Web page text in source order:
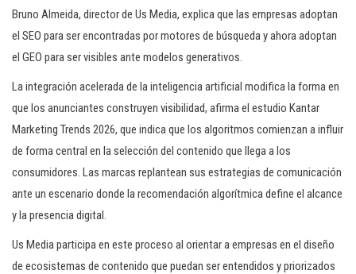
Bruno Almeida, director de Us Media, explica que las empresas adoptan
el SEO para ser encontradas por motores de búsqueda y ahora adoptan
el GEO para ser visibles ante modelos generativos.
La integración acelerada de la inteligencia artificial modifica la forma en
que los anunciantes construyen visibilidad, afirma el estudio Kantar
Marketing Trends 2026, que indica que los algoritmos comienzan a influir
de forma central en la selección del contenido que llega a los
consumidores. Las marcas replantean sus estrategias de comunicación
ante un escenario donde la recomendación algorítmica define el alcance
y la presencia digital.
Us Media participa en este proceso al orientar a empresas en el diseño
de ecosistemas de contenido que puedan ser entendidos y priorizados